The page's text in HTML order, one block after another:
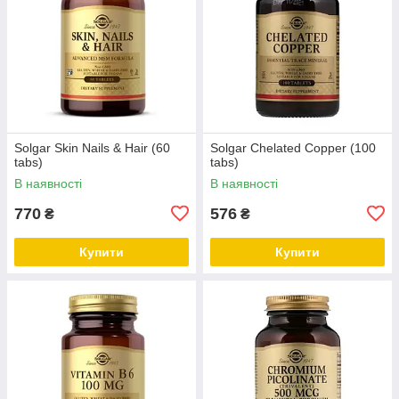
Solgar Skin Nails & Hair (60
tabs)
В наявності
770 ₴
Купити
Solgar Chelated Copper (100
tabs)
В наявності
576 ₴
Купити